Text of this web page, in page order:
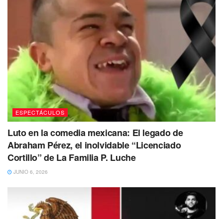
ESPECTÁCULOS
Luto en la comedia mexicana: El legado de
Abraham Pérez, el inolvidable “Licenciado
Cortillo” de La Familia P. Luche
JUNIO 6, 2026